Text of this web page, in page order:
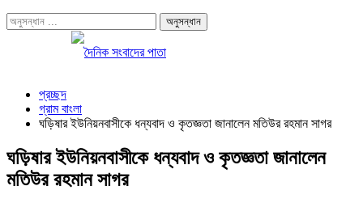
প্রচ্ছদ
গ্রাম বাংলা
ঘড়িষার ইউনিয়নবাসীকে ধন্যবাদ ও কৃতজ্ঞতা জানালেন মতিউর রহমান সাগর
ঘড়িষার ইউনিয়নবাসীকে ধন্যবাদ ও কৃতজ্ঞতা জানালেন
মতিউর রহমান সাগর